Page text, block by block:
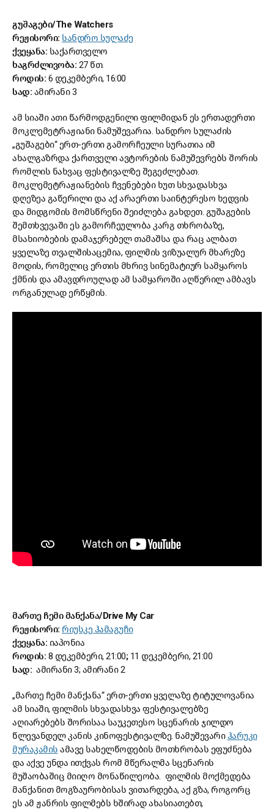
გუშაგები/The Watchers
რეჟისორი: სანდრო სულაძე
ქვეყანა: საქართველო
ხაგრძლივობა: 27 წთ.
როდის: 6 დეკემბერი, 16:00
სად: ამირანი 3
ამ სიაში ათი წარმოდგენილი ფილმიდან ეს ერთადერთი
მოკლემეტრაჟიანი ნამუშევარია. სანდრო სულაძის
„გუშაგები“ ერთ-ერთი გამორჩეული სურათია იმ
ახალგაზრდა ქართველი ავტორების ნამუშევრებს შორის
რომლის ნახვაც ფესტივალზე შეგეძლებათ.
მოკლემეტრაჟიანების ჩვენებები ხუთ სხვადასხვა
დღეზეა გაწერილი და აქ არაერთი საინტერესო ხედვის
და მიდგომის მომსწრენი შეიძლება გახდეთ. გუშაგების
შემთხვევაში ეს გამორჩეულობა კარგ თხრობაზე,
მსახიობების დამაჯერებელ თამაშსა და რაც ალბათ
ყველაზე თვალშისაცემია, ფილმის ვიზუალურ მხარეზე
მოდის, რომელიც ერთის მხრივ სინემატიურ სამყაროს
ქმნის და ამავდროულად ამ სამყაროში აღწერილ ამბავს
ორგანულად ერწყმის.
მართე ჩემი მანქანა/Drive My Car
რეჟისორი: რიუსკე ჰამაგუჩი
ქვეყანა: იაპონია
როდის: 8 დეკემბერი, 21:00; 11 დეკემბერი, 21:00
სად: ამირანი 3; ამირანი 2
„მართე ჩემი მანქანა“ ერთ-ერთი ყველაზე ტიტულოვანია
ამ სიაში, ფილმის სხვადასხვა ფესტივალებზე
აღიარებებს შორისაა საუკეთესო სცენარის ჯილდო
წლევანდელ კანის კინოფესტივალზე. ნამუშევარი ჰარუკი
მურაკამის ამავე სახელწოდების მოთხრობას ეფუძნება
და აქვე უნდა ითქვას რომ მწერალმა სცენარის
მუშაობაშიც მიიღო მონაწილეობა. ფილმის მოქმედება
მანქანით მოგზაურობისას ვითარდება, აქ გზა, როგორც
ეს ამ ჟანრის ფილმებს ხშირად ახასიათებთ,